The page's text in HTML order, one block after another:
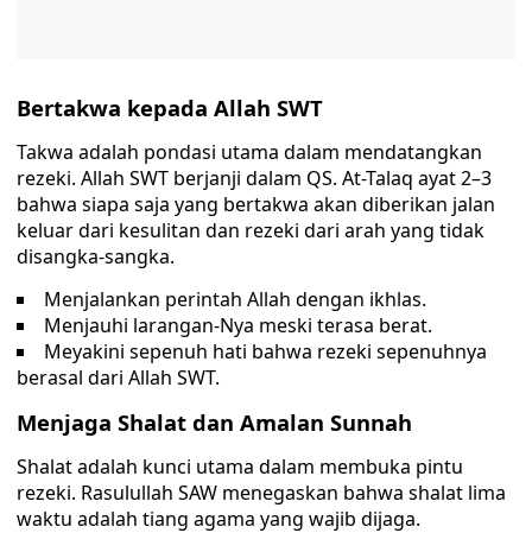
Bertakwa kepada Allah SWT
Takwa adalah pondasi utama dalam mendatangkan
rezeki. Allah SWT berjanji dalam QS. At-Talaq ayat 2–3
bahwa siapa saja yang bertakwa akan diberikan jalan
keluar dari kesulitan dan rezeki dari arah yang tidak
disangka-sangka.
Menjalankan perintah Allah dengan ikhlas.
Menjauhi larangan-Nya meski terasa berat.
Meyakini sepenuh hati bahwa rezeki sepenuhnya
berasal dari Allah SWT.
Menjaga Shalat dan Amalan Sunnah
Shalat adalah kunci utama dalam membuka pintu
rezeki. Rasulullah SAW menegaskan bahwa shalat lima
waktu adalah tiang agama yang wajib dijaga.